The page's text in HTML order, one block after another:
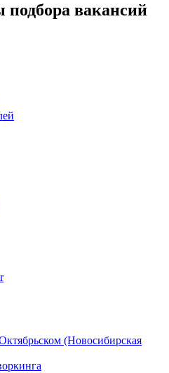
вакансий
(Новосибирская